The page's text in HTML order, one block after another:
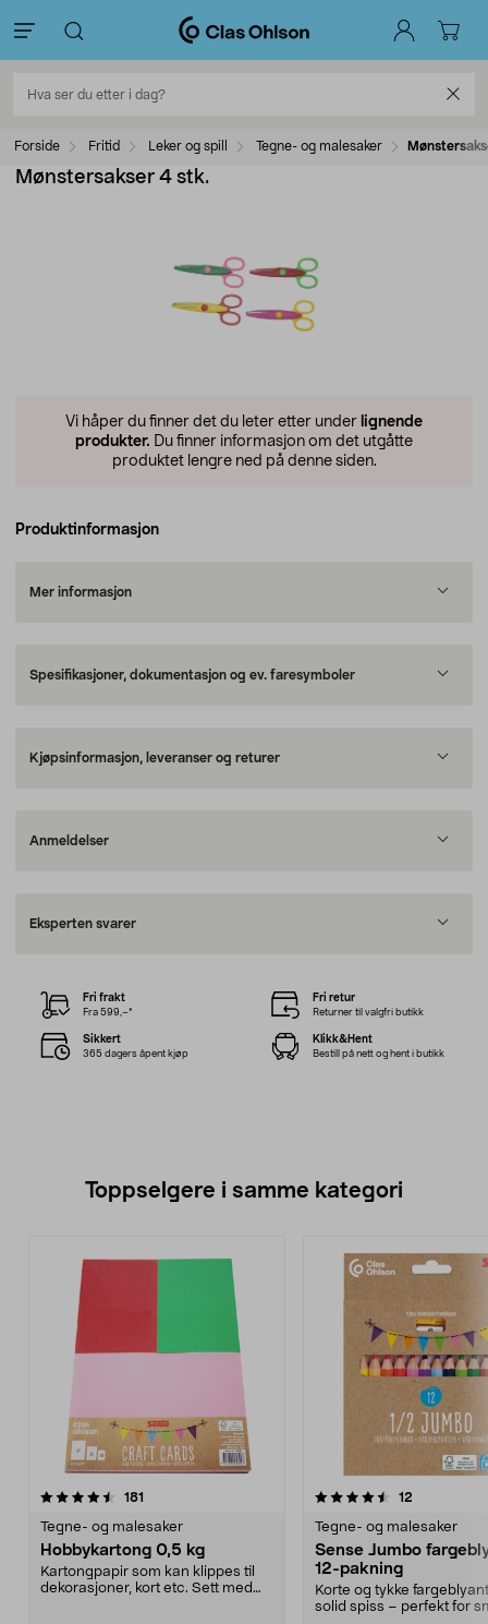
Forside Fritid Leker og spill Tegne- og malesaker
Mønstersakser 4 stk.
Vi håper du finner det du leter etter under lignende
produkter. Du finner informasjon om det utgåtte
produktet lengre ned på denne siden.
Produktinformasjon
Mer informasjon
Spesifikasjoner, dokumentasjon og ev. faresymboler
Kjøpsinformasjon, leveranser og returer
Anmeldelser
Eksperten svarer
Fri frakt
Fra 599,–*
Fri retur
Returner til valgfri butikk
Sikkert
365 dagers åpent kjøp
Klikk&Hent
Bestill på nett og hent i butikk
Toppselgere i samme kategori
181
Tegne- og malesaker
Hobbykartong 0,5 kg
Kartongpapir som kan klippes til
dekorasjoner, kort etc. Sett med
4.5 av 5 stjerner 12
Tegne- og malesaker
Sense Jumbo
12-pakning
Korte og tykke
solid spiss – perfekt for
5.0 av 5 stjerner